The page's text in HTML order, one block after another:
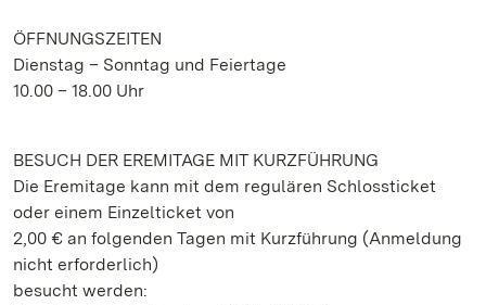
ÖFFNUNGSZEITEN
Dienstag – Sonntag und Feiertage
10.00 – 18.00 Uhr
BESUCH DER EREMITAGE MIT KURZFÜHRUNG
Die Eremitage kann mit dem regulären Schlossticket
oder einem Einzelticket von
2,00 € an folgenden Tagen mit Kurzführung (Anmeldung
nicht erforderlich)
besucht werden: